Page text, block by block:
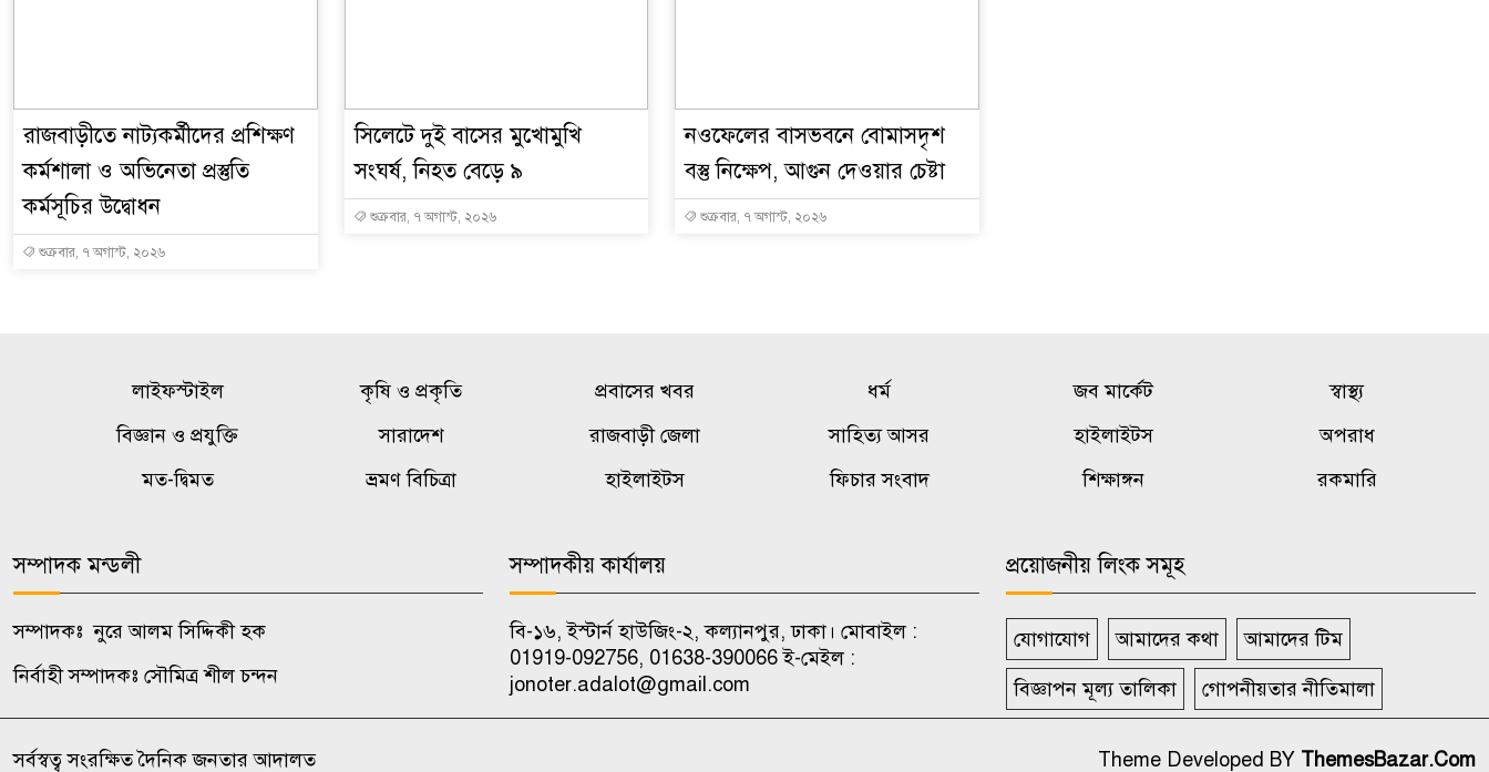
রাজবাড়ীতে নাট্যকর্মীদের প্রশিক্ষণ
কর্মশালা ও অভিনেতা প্রস্তুতি
কর্মসূচির উদ্বোধন
শুক্রবার, ৭ অগাস্ট, ২০২৬
সিলেটে দুই বাসের মুখোমুখি
সংঘর্ষ, নিহত বেড়ে ৯
শুক্রবার, ৭ অগাস্ট, ২০২৬
নওফেলের বাসভবনে বোমাসদৃশ
বস্তু নিক্ষেপ, আগুন দেওয়ার চেষ্টা
শুক্রবার, ৭ অগাস্ট, ২০২৬
লাইফস্টাইল কৃষি ও প্রকৃতি প্রবাসের খবর ধর্ম জব মার্কেট
স্বাস্থ্য
বিজ্ঞান ও প্রযুক্তি
সারাদেশ রাজবাড়ী জেলা সাহিত্য আসর হাইলাইটস
অপরাধ
মত-দ্বিমত
ভ্রমণ বিচিত্রা হাইলাইটস ফিচার সংবাদ শিক্ষাঙ্গন রকমারি
সম্পাদক মন্ডলী
সম্পাদকঃ নুরে আলম সিদ্দিকী হক
নির্বাহী সম্পাদকঃ সৌমিত্র শীল চন্দন
সম্পাদকীয় কার্যালয়
বি-১৬, ইস্টার্ন হাউজিং-২, কল্যানপুর, ঢাকা। মোবাইল :
01919-092756, 01638-390066 ই-মেইল :
jonoter.adalot@gmail.com
প্রয়োজনীয় লিংক সমূহ
যোগাযোগ আমাদের কথা আমাদের টিম
বিজ্ঞাপন মূল্য তালিকা গোপনীয়তার নীতিমালা
সর্বস্বত্ব সংরক্ষিত দৈনিক জনতার আদালত Theme Developed BY ThemesBazar.Com